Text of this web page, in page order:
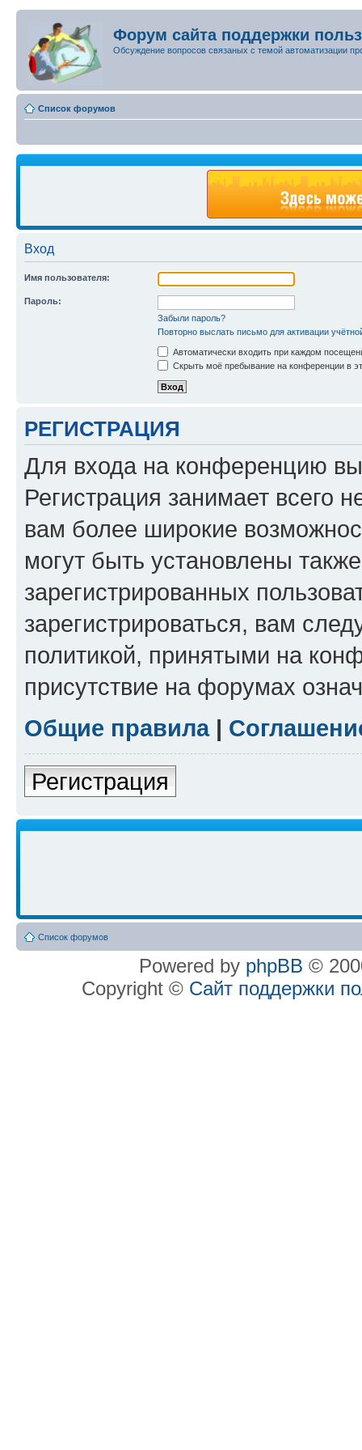
Форум сайта поддержки
Обсуждение вопросов связаных с темой автоматизации
Список форумов
Вход
Имя пользователя:
Пароль:
Забыли пароль?
Повторно выслать письмо для активации
Автоматически входить при каждом
Скрыть моё пребывание на конференции в
РЕГИСТРАЦИЯ
Для входа на конференцию
Регистрация занимает всего
вам более широкие
могут быть установлены
зарегистрированных
зарегистрироваться, вам
политикой, принятыми на
присутствие на форумах
Общие правила|
Регистрация
Список форумов
Powered by phpBB ©
Copyright © Сайт поддержки